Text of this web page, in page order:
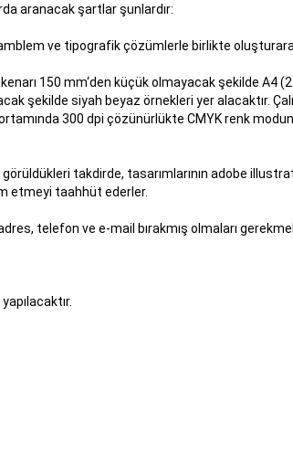
aranacak şartlar şunlardır:
amblem ve tipografik çözümlerle birlikte
150 mm‘den küçük olmayacak şekilde A4
şekilde siyah beyaz örnekleri yer alacaktır.
ortamında 300 dpi çözünürlükte CMYK renk
görüldükleri takdirde, tasarımlarının adobe
etmeyi taahhüt ederler.
telefon ve e-mail bırakmış olmaları